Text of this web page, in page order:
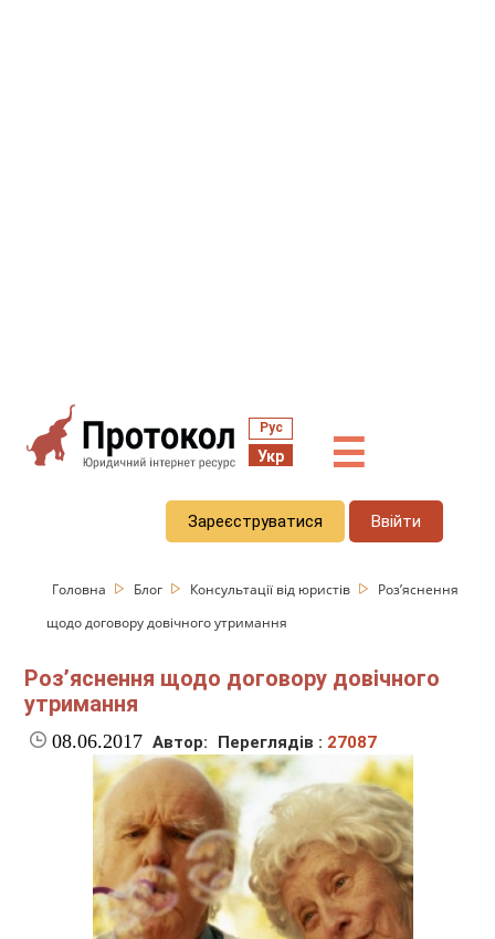
Рус
Укр ☰
Зареєструватися Ввійти
Головна Блог Консультації від юристів
Роз’яснення
щодо договору довічного утримання
Роз’яснення щодо договору довічного
утримання
08.06.2017 Автор: Переглядів : 27087